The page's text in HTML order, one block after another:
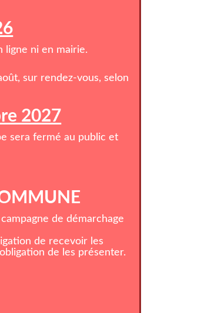
ligne ni en mairie.
sur rendez-vous, selon
2027
sera fermé au public et
de démarchage
de recevoir les
de les présenter.